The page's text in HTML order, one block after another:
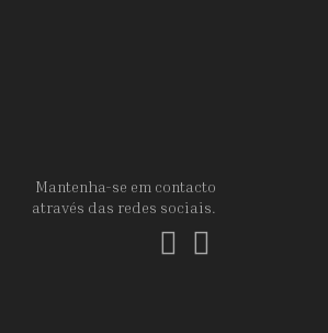
Mantenha-se em contacto
através das redes sociais.
Facebook